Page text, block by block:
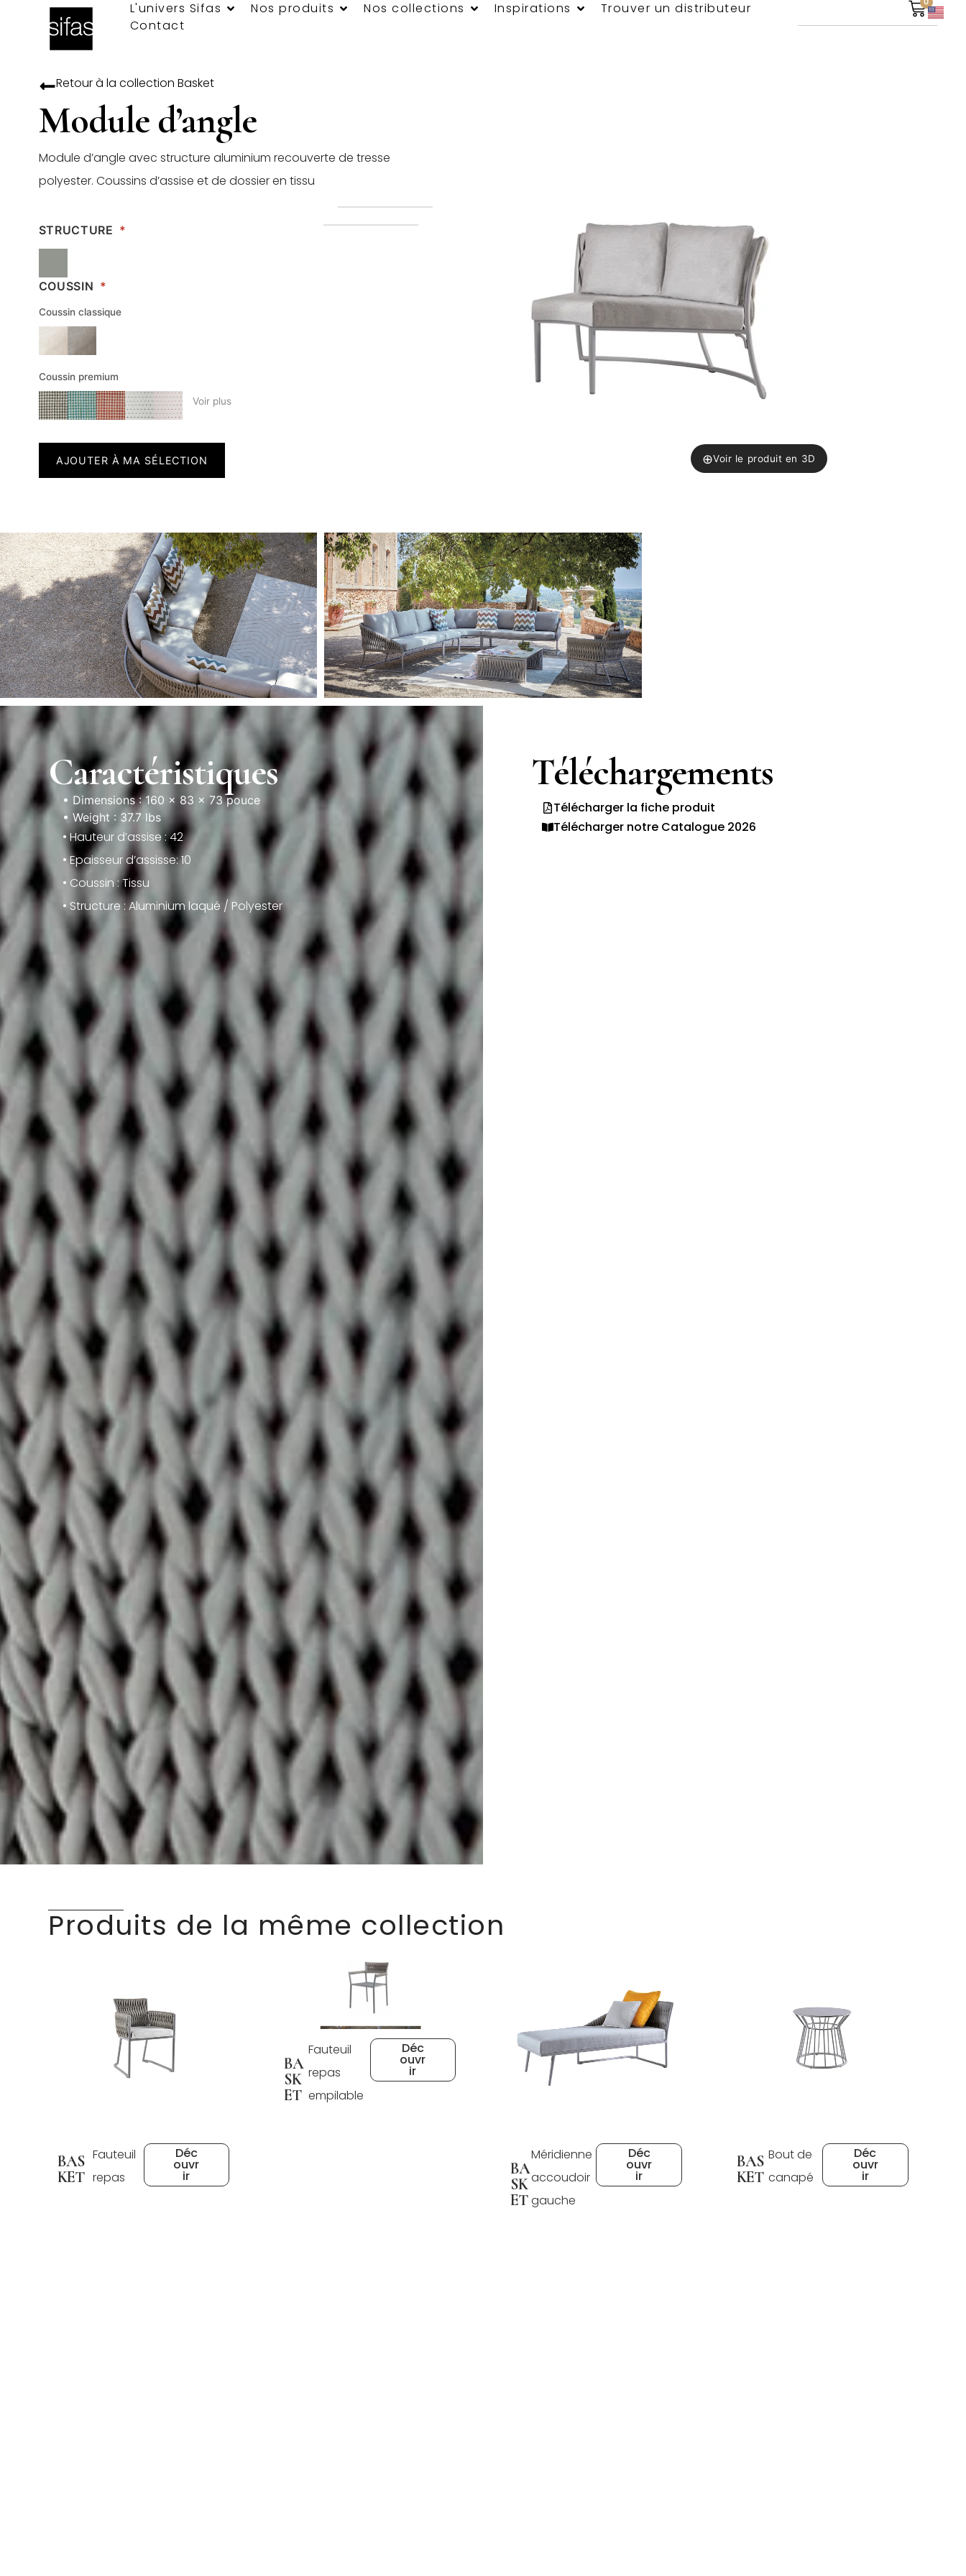
L'univers Sifas Nos produits Nos collections Inspirations
Trouver un distributeur
Contact
Retour à la collection Basket
Module d’angle
Module d’angle avec structure aluminium recouverte de tresse
polyester. Coussins d’assise et de dossier en tissu
STRUCTURE *
COUSSIN *
Coussin classique
Coussin premium
Voir plus
AJOUTER À MA SÉLECTION ⊕Voir le produit en 3D
Caractéristiques
• Dimensions : 160 × 83 × 73 pouce
• Weight : 37.7 lbs
• Hauteur d’assise : 42
• Epaisseur d’assisse: 10
• Coussin : Tissu
• Structure : Aluminium laqué / Polyester
Téléchargements
Télécharger la fiche produit
Télécharger notre Catalogue 2026
Produits de la même collection
BAS
KET
Fauteuil
repas
Déc
ouvr
ir
BA
SK
ET
Fauteuil
repas
empilable
Déc
ouvr
ir
BA
SK
ET
Méridienne
accoudoir
gauche
Déc
ouvr
ir
BAS
KET
Bout de
canapé
Déc
ouvr
ir